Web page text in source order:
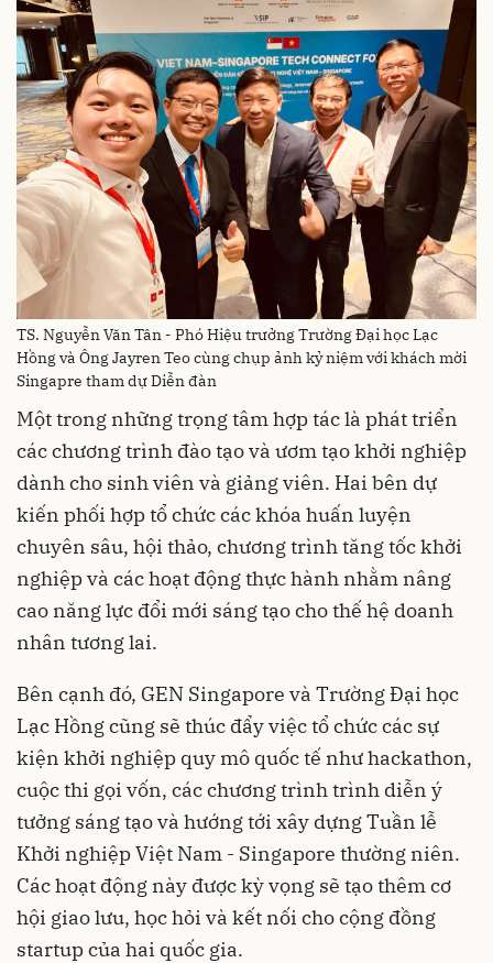
TS. Nguyễn Văn Tân - Phó Hiệu trưởng Trường Đại học Lạc
Hồng và Ông Jayren Teo cùng chụp ảnh kỷ niệm với khách mời
Singapre tham dự Diễn đàn
Một trong những trọng tâm hợp tác là phát triển
các chương trình đào tạo và ươm tạo khởi nghiệp
dành cho sinh viên và giảng viên. Hai bên dự
kiến phối hợp tổ chức các khóa huấn luyện
chuyên sâu, hội thảo, chương trình tăng tốc khởi
nghiệp và các hoạt động thực hành nhằm nâng
cao năng lực đổi mới sáng tạo cho thế hệ doanh
nhân tương lai.
Bên cạnh đó, GEN Singapore và Trường Đại học
Lạc Hồng cũng sẽ thúc đẩy việc tổ chức các sự
kiện khởi nghiệp quy mô quốc tế như hackathon,
cuộc thi gọi vốn, các chương trình trình diễn ý
tưởng sáng tạo và hướng tới xây dựng Tuần lễ
Khởi nghiệp Việt Nam - Singapore thường niên.
Các hoạt động này được kỳ vọng sẽ tạo thêm cơ
hội giao lưu, học hỏi và kết nối cho cộng đồng
startup của hai quốc gia.